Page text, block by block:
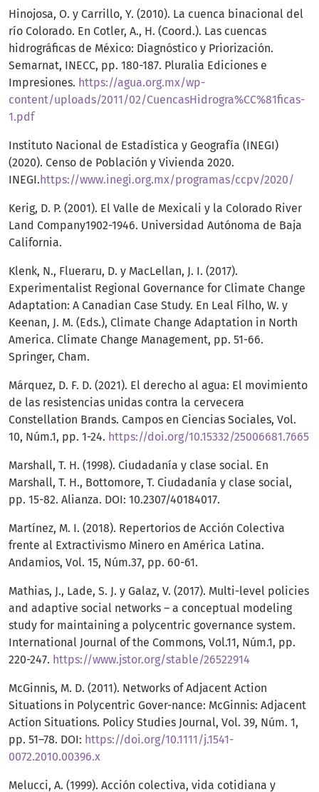
Hinojosa, O. y Carrillo, Y. (2010). La cuenca binacional del
río Colorado. En Cotler, A., H. (Coord.). Las cuencas
hidrográficas de México: Diagnóstico y Priorización.
Semarnat, INECC, pp. 180-187. Pluralia Ediciones e
Impresiones. https://agua.org.mx/wp-
content/uploads/2011/02/CuencasHidrogra%CC%81ficas-
1.pdf
Instituto Nacional de Estadística y Geografía (INEGI)
(2020). Censo de Población y Vivienda 2020.
INEGI. https://www.inegi.org.mx/programas/ccpv/2020/
Kerig, D. P. (2001). El Valle de Mexicali y la Colorado River
Land Company1902-1946. Universidad Autónoma de Baja
California.
Klenk, N., Flueraru, D. y MacLellan, J. I. (2017).
Experimentalist Regional Governance for Climate Change
Adaptation: A Canadian Case Study. En Leal Filho, W. y
Keenan, J. M. (Eds.), Climate Change Adaptation in North
America. Climate Change Management, pp. 51-66.
Springer, Cham.
Márquez, D. F. D. (2021). El derecho al agua: El movimiento
de las resistencias unidas contra la cervecera
Constellation Brands. Campos en Ciencias Sociales, Vol.
10, Núm.1, pp. 1-24. https://doi.org/10.15332/25006681.7665
Marshall, T. H. (1998). Ciudadanía y clase social. En
Marshall, T. H., Bottomore, T. Ciudadanía y clase social,
pp. 15-82. Alianza. DOI: 10.2307/40184017.
Martínez, M. I. (2018). Repertorios de Acción Colectiva
frente al Extractivismo Minero en América Latina.
Andamios, Vol. 15, Núm.37, pp. 60-61.
Mathias, J., Lade, S. J. y Galaz, V. (2017). Multi-level policies
and adaptive social networks – a conceptual modeling
study for maintaining a polycentric governance system.
International Journal of the Commons, Vol.11, Núm.1, pp.
220-247. https://www.jstor.org/stable/26522914
McGinnis, M. D. (2011). Networks of Adjacent Action
Situations in Polycentric Gover-nance: McGinnis: Adjacent
Action Situations. Policy Studies Journal, Vol. 39, Núm. 1,
pp. 51–78. DOI: https://doi.org/10.1111/j.1541-
0072.2010.00396.x
Melucci, A. (1999). Acción colectiva, vida cotidiana y